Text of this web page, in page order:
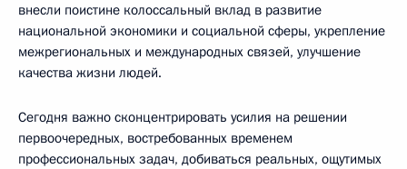
внесли поистине колоссальный вклад в развитие
национальной экономики и социальной сферы, укрепление
межрегиональных и международных связей, улучшение
качества жизни людей.
Сегодня важно сконцентрировать усилия на решении
первоочередных, востребованных временем
профессиональных задач, добиваться реальных, ощутимых